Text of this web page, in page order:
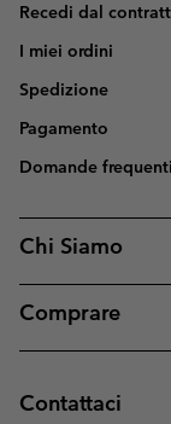
Recedi dal
I miei ordini
Spedizione
Pagamento
Domande frequenti
Chi Siamo
Comprare
Contattaci